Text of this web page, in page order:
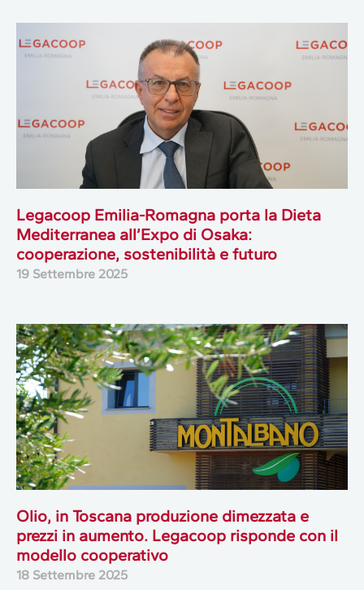
Legacoop Emilia-Romagna porta la Dieta
Mediterranea all’Expo di Osaka:
cooperazione, sostenibilità e futuro
19 Settembre 2025
Olio, in Toscana produzione dimezzata e
prezzi in aumento. Legacoop risponde con il
modello cooperativo
18 Settembre 2025